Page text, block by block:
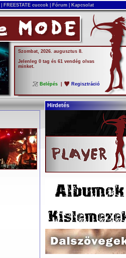
FREESTATE cuccok Fórum Kapcsolat
Szombat, 2026. augusztus 8.
Jelenleg 0 tag és 61 vendég olvas
minket.
Belépés Regisztráció
Hirdetés